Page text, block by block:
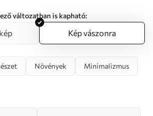
változatban is kapható:
Kép vászonra
Növények Minimalizmus